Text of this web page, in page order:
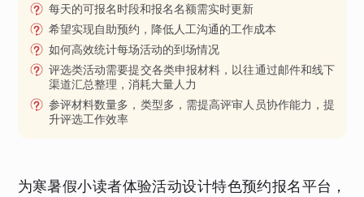
每天的可报名时段和报名名额需实时更新
希望实现自助预约，降低人工沟通的工作成本
如何高效统计每场活动的到场情况
评选类活动需要提交各类申报材料，以往通过邮件和线下
渠道汇总整理，消耗大量人力
参评材料数量多，类型多，需提高评审人员协作能力，提
升评选工作效率
为寒暑假小读者体验活动设计特色预约报名平台，